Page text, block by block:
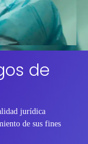
de
jurídica
de sus fines